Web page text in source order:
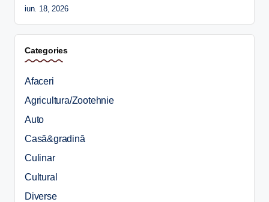
iun. 18, 2026
Categories
Afaceri
Agricultura/Zootehnie
Auto
Casă&gradină
Culinar
Cultural
Diverse